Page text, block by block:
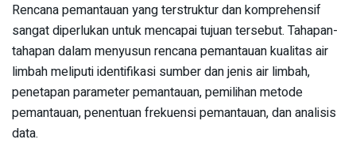
Rencana pemantauan yang terstruktur dan komprehensif
sangat diperlukan untuk mencapai tujuan tersebut. Tahapan-
tahapan dalam menyusun rencana pemantauan kualitas air
limbah meliputi identifikasi sumber dan jenis air limbah,
penetapan parameter pemantauan, pemilihan metode
pemantauan, penentuan frekuensi pemantauan, dan analisis
data.